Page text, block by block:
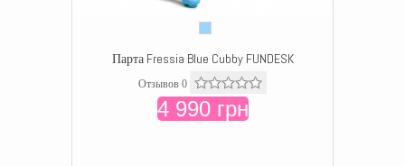
Парта Fressia Blue Cubby FUNDESK
Отзывов 0
4 990 грн